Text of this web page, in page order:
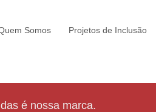
Somos Projetos de Inclusão
é nossa marca.